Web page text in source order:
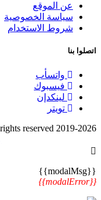
عن الموقع
سياسة الخصوصية
شروط الاستخدام
اتصلوا بنا
واتسأب
فيسبوك
لينكدإن
تويتر
2019-2026 Schoolizer © All copyrights reserved
{{modalMsg}}
{{modalError}}